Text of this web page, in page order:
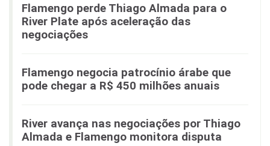
Flamengo perde Thiago Almada para o
River Plate após aceleração das
negociações
Flamengo negocia patrocínio árabe que
pode chegar a R$ 450 milhões anuais
River avança nas negociações por Thiago
Almada e Flamengo monitora disputa